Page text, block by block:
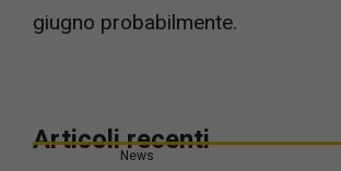
giugno probabilmente.
Articoli recenti
News